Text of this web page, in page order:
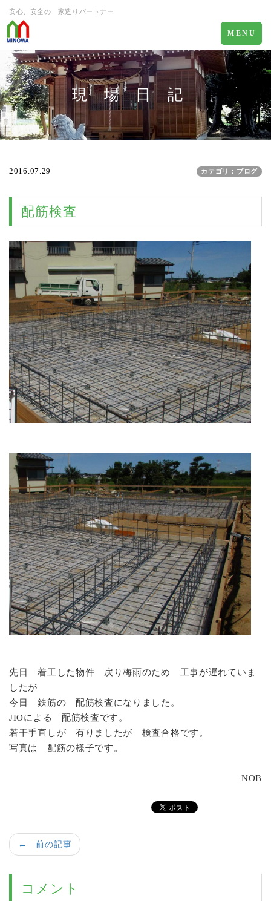
安心、安全の 家造りパートナー
Toggle
navigation
MENU
現 場 日 記
2016.07.29 カテゴリ：ブログ
配筋検査
先日 着工した物件 戻り梅雨のため 工事が遅れていま
したが
今日 鉄筋の 配筋検査になりました。
JIOによる 配筋検査です。
若干手直しが 有りましたが 検査合格です。
写真は 配筋の様子です。
NOB
← 前の記事
コメント